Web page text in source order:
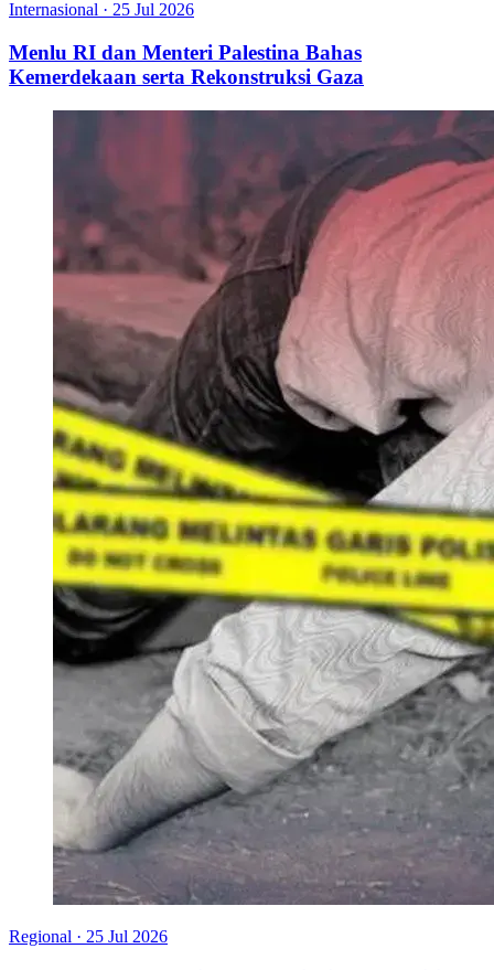
Internasional · 25 Jul 2026
Menlu RI dan Menteri Palestina Bahas
Kemerdekaan serta Rekonstruksi Gaza
Regional · 25 Jul 2026